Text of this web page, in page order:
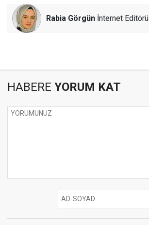
Rabia Görgün İnternet Editörü
HABERE YORUM KAT